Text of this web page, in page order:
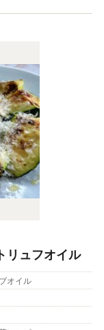
リュフオイル
オイル